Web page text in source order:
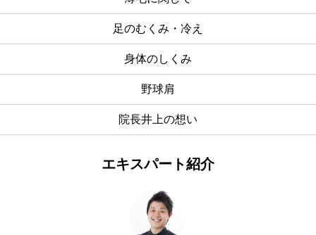
足のむくみ・冷え
身体のしくみ
野球肩
院長井上の想い
エキスパート紹介